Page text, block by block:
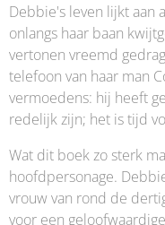
Debbie's leven lijkt aan
onlangs haar baan
vertonen vreemd
telefoon van haar man
vermoedens: hij heeft
redelijk zijn; het is tijd
Wat dit boek zo sterk
hoofdpersonage.
vrouw van rond de
voor een